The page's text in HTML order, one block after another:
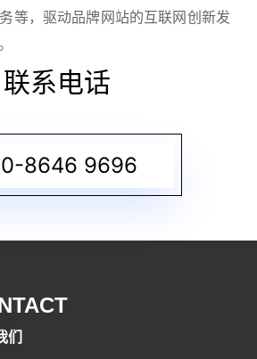
等，驱动品牌网站的互联网创新发
联系电话
8646 9696
们